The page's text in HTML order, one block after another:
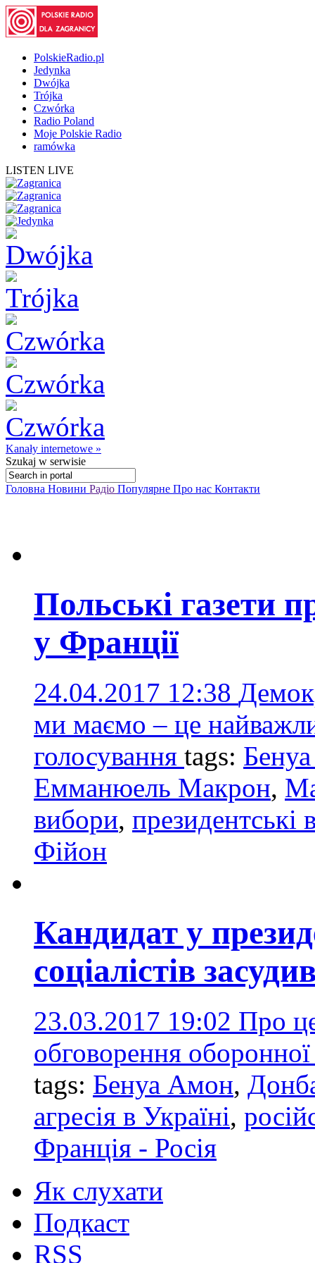
PolskieRadio.pl
Jedynka
Dwójka
Trójka
Czwórka
Radio Poland
Moje Polskie Radio
ramówka
LISTEN LIVE
Kanały internetowe »
Szukaj w serwisie
Головна Новини Радіо Популярне Про нас Контакти
Польські газети
у Франції
24.04.2017 12:38
ми маємо – це
голосування tags:
Емманюель Макрон,
вибори, президентські
Фійон
Кандидат у
соціалістів
23.03.2017 19:02 Про
обговорення
tags: Бенуа Амон,
агресія в Україні,
Франція - Росія
Як слухати
Подкаст
RSS